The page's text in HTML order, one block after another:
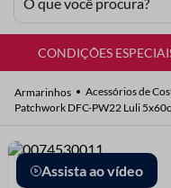
CONDIÇÕES
Acessórios de
Patchwork DFC-PW22 Luli
Assista ao vídeo
TERMOS MAIS
2º
barbante
3º
botão
4º
elastico